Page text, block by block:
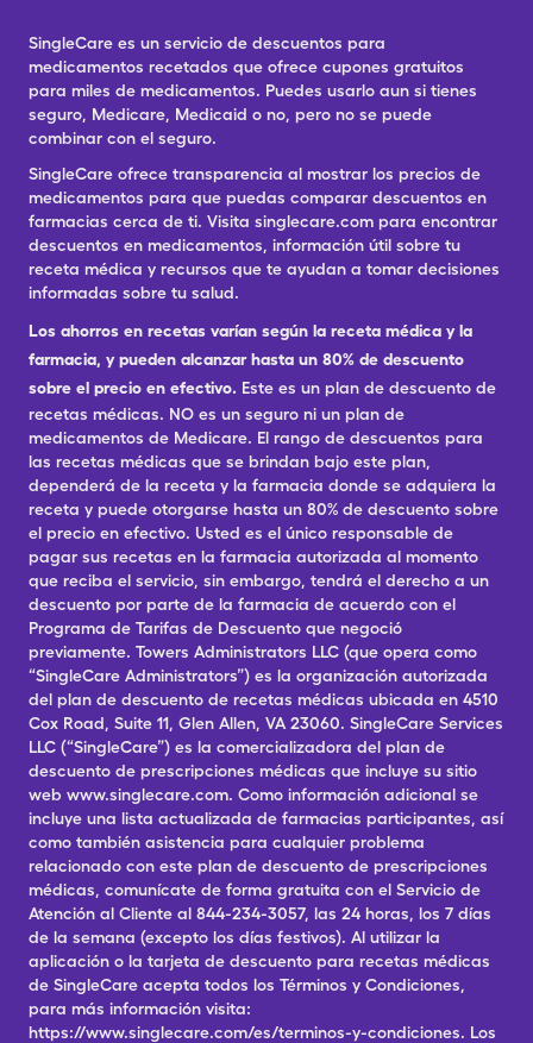
SingleCare es un servicio de descuentos para
medicamentos recetados que ofrece cupones gratuitos
para miles de medicamentos. Puedes usarlo aun si tienes
seguro, Medicare, Medicaid o no, pero no se puede
combinar con el seguro.
SingleCare ofrece transparencia al mostrar los precios de
medicamentos para que puedas comparar descuentos en
farmacias cerca de ti. Visita singlecare.com para encontrar
descuentos en medicamentos, información útil sobre tu
receta médica y recursos que te ayudan a tomar decisiones
informadas sobre tu salud.
Los ahorros en recetas varían según la receta médica y la
farmacia, y pueden alcanzar hasta un 80% de descuento
sobre el precio en efectivo. Este es un plan de descuento de
recetas médicas. NO es un seguro ni un plan de
medicamentos de Medicare. El rango de descuentos para
las recetas médicas que se brindan bajo este plan,
dependerá de la receta y la farmacia donde se adquiera la
receta y puede otorgarse hasta un 80% de descuento sobre
el precio en efectivo. Usted es el único responsable de
pagar sus recetas en la farmacia autorizada al momento
que reciba el servicio, sin embargo, tendrá el derecho a un
descuento por parte de la farmacia de acuerdo con el
Programa de Tarifas de Descuento que negoció
previamente. Towers Administrators LLC (que opera como
“SingleCare Administrators”) es la organización autorizada
del plan de descuento de recetas médicas ubicada en 4510
Cox Road, Suite 11, Glen Allen, VA 23060. SingleCare Services
LLC (“SingleCare”) es la comercializadora del plan de
descuento de prescripciones médicas que incluye su sitio
web www.singlecare.com. Como información adicional se
incluye una lista actualizada de farmacias participantes, así
como también asistencia para cualquier problema
relacionado con este plan de descuento de prescripciones
médicas, comunícate de forma gratuita con el Servicio de
Atención al Cliente al 844-234-3057, las 24 horas, los 7 días
de la semana (excepto los días festivos). Al utilizar la
aplicación o la tarjeta de descuento para recetas médicas
de SingleCare acepta todos los Términos y Condiciones,
para más información visita:
https://www.singlecare.com/es/terminos-y-condiciones. Los